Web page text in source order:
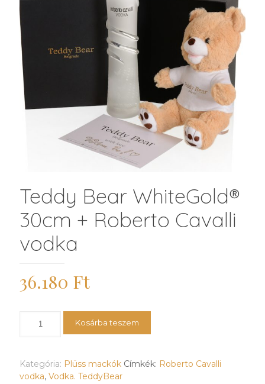
Teddy Bear WhiteGold®
30cm + Roberto Cavalli
vodka
36.180 Ft
Bear
+
Roberto
Kosárba teszem
Kategória: Plüss mackók Címkék: Roberto Cavalli
vodka, Vodka. TeddyBear